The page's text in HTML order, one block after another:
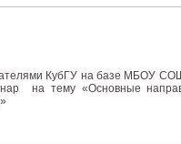
КубГУ на базе МБОУ
на тему «Основные